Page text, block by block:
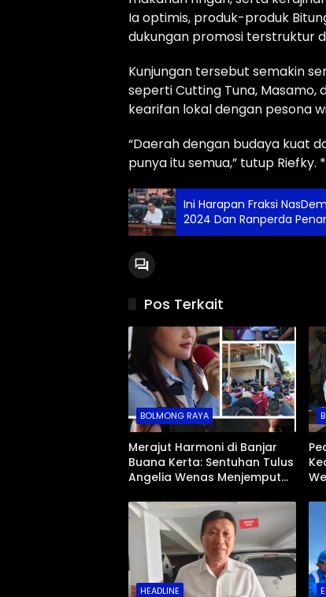
Ia optimis, produk-produk
dukungan promosi terstruktur
Kunjungan tersebut semakin
seperti Cutting Tuna, Masamo,
kearifan lokal dengan pesona
“Daerah dengan budaya kuat
punya itu semua,” tutup Riefky.
Ini Harapan Fraksi
2024 Dan Ranperda
Pos Terkait
BOLMONG RAYA
Merajut Harmoni di Banjar
Buana Kerta: Sentuhan Tulus
Angelia Wenas Menjemput
HEADLINE